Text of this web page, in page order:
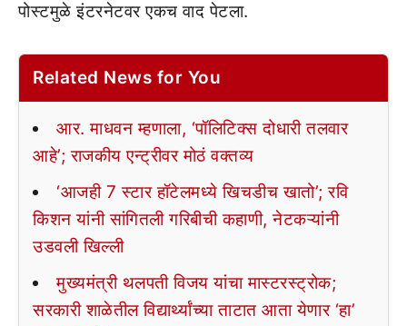
पोस्टमुळे इंटरनेटवर एकच वाद पेटला.
Related News for You
आर. माधवन म्हणाला, ‘पॉलिटिक्स दोधारी तलवार
आहे’; राजकीय एन्ट्रीवर मोठं वक्तव्य
‘आजही 7 स्टार हॉटेलमध्ये खिचडीच खातो’; रवि
किशन यांनी सांगितली गरिबीची कहाणी, नेटकऱ्यांनी
उडवली खिल्ली
मुख्यमंत्री थलपती विजय यांचा मास्टरस्ट्रोक;
सरकारी शाळेतील विद्यार्थ्यांच्या ताटात आता येणार ‘हा’